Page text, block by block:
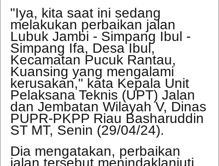
"Iya, kita saat ini sedang
melakukan perbaikan jalan
Lubuk Jambi - Simpang Ibul -
Simpang Ifa, Desa Ibul,
Kecamatan Pucuk Rantau,
Kuansing yang mengalami
kerusakan," kata Kepala Unit
Pelaksana Teknis (UPT) Jalan
dan Jembatan Wilayah V, Dinas
PUPR-PKPP Riau Basharuddin
ST MT, Senin (29/04/24).
Dia mengatakan, perbaikan
jalan tersebut menindaklanjuti